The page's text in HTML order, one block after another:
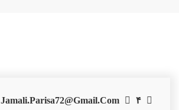
Jamali.parisa72@gmail.com